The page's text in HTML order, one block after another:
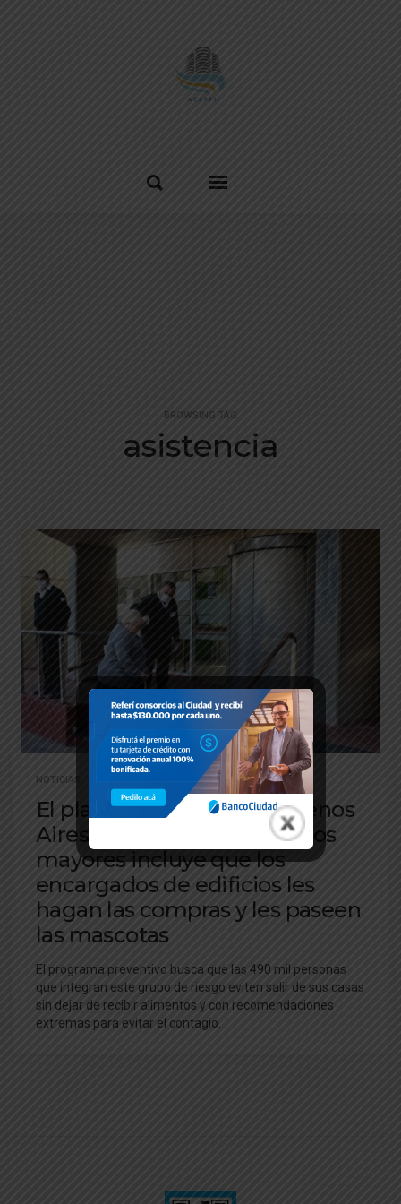
BROWSING TAG
asistencia
NOTICIAS
El plan de la Ciudad de Buenos
Aires para asistir a los adultos
mayores incluye que los
encargados de edificios les
hagan las compras y les paseen
las mascotas
El programa preventivo busca que las 490 mil personas
que integran este grupo de riesgo eviten salir de sus casas
sin dejar de recibir alimentos y con recomendaciones
extremas para evitar el contagio.